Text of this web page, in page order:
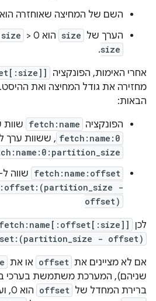
השם של המחיצה שאוחזרה הוא
הערך של size הוא 0 < size
size
.
אחרי האימות, הפונקציה
מחזירה את גודל המחיצה ואת
הבאות:
הפונקציה fetch:name שוות
fetch:name:0 , ששוות ערך
fetch:name:offset שווה ל-
-
offset)
לכן fetch:name[:offset[:size]]
- offset)
אם לא מציינים את offset או את
שניהם), המערכת משתמשת בערכי
ברירת המחדל של offset הוא 0, וערך ברירת המחדל של